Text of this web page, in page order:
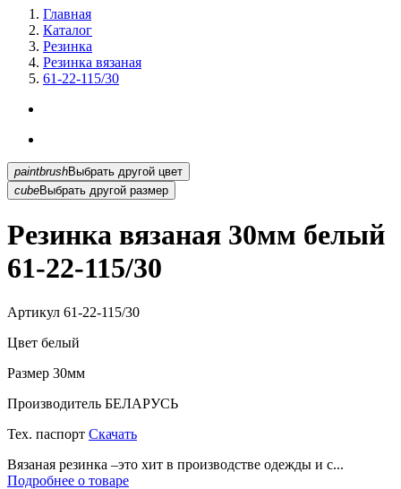
Главная
Каталог
Резинка
Резинка вязаная
61-22-115/30
paintbrush
Выбрать другой цвет
cubeВыбрать другой размер
Резинка вязаная 30мм белый
61-22-115/30
Артикул 61-22-115/30
Цвет белый
Размер 30мм
Производитель БЕЛАРУСЬ
Тех. паспорт Скачать
Вязаная резинка –это хит в производстве одежды и с...
Подробнее о товаре